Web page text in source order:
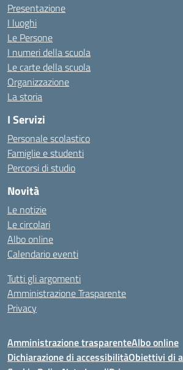
Presentazione
I luoghi
Le Persone
I numeri della scuola
Le carte della scuola
Organizzazione
La storia
I Servizi
Personale scolastico
Famiglie e studenti
Percorsi di studio
Novità
Le notizie
Le circolari
Albo online
Calendario eventi
Tutti gli argomenti
Amministrazione Trasparente
Privacy
Amministrazione trasparenteAlbo online
Dichiarazione di accessibilitàObiettivi di